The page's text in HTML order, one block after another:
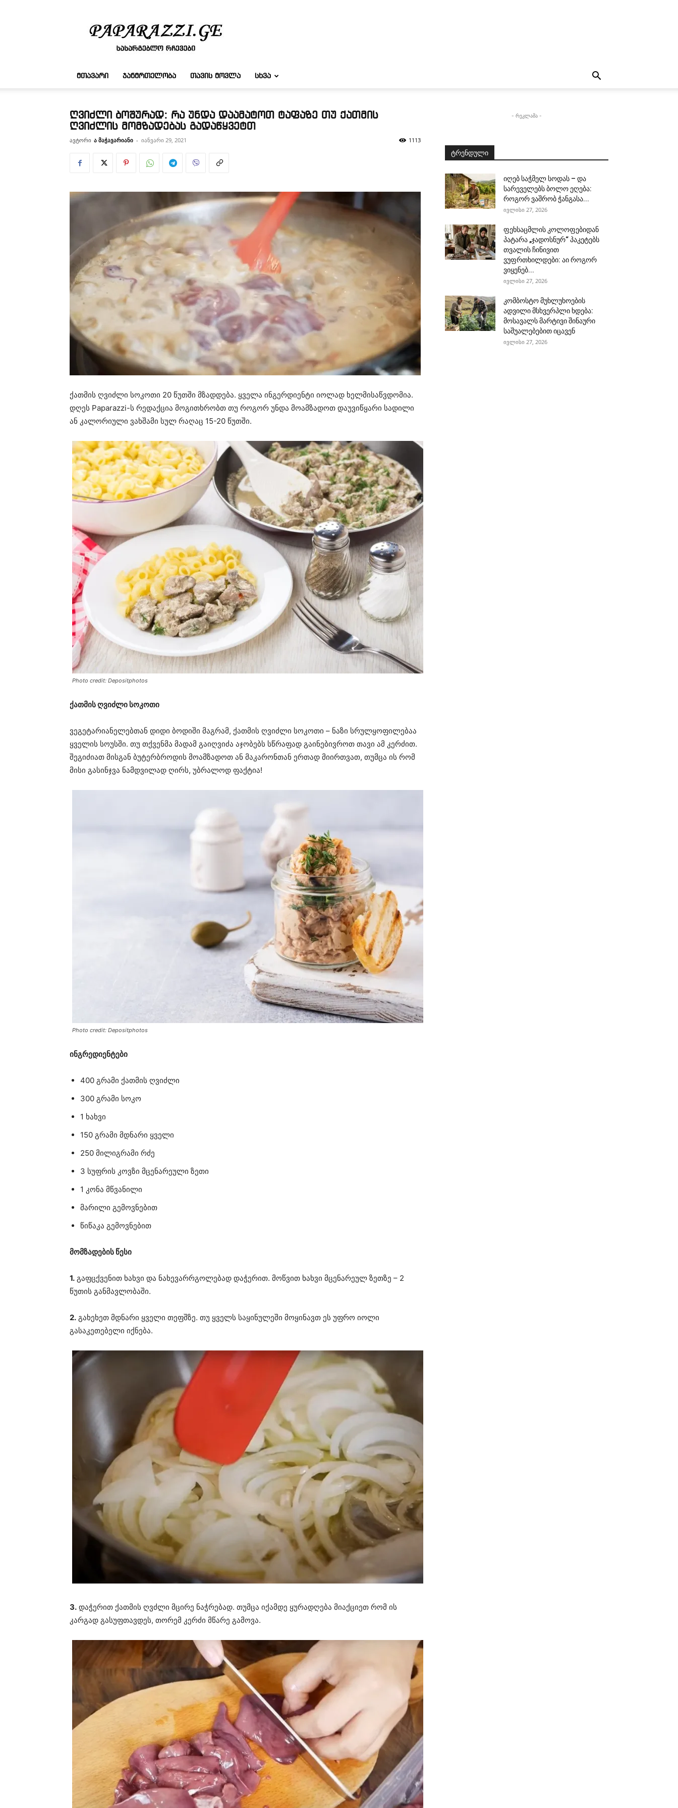
რჩევები
ᲛᲗᲐᲕᲐᲠᲘ ᲯᲐᲜᲛᲠᲗᲔᲚᲝᲑᲐ ᲗᲐᲕᲘᲡ ᲛᲝᲕᲚᲐ ᲡᲮᲕᲐ
ღვიძლი ბოშურად: რა უნდა დაამატოთ ტაფაზე თუ ქათმის
ღვიძლის მომზადებას გადაწყვეტთ
ავტორი ა მაჭავარიანი - იანვარი 29, 2021 1113
ქათმის ღვიძლი სოკოთი 20 წუთში მზადდება. ყველა ინგერდიენტი იოლად ხელმისაწვდომია.
დღეს Paparazzi-ს რედაქცია მოგითხრობთ თუ როგორ უნდა მოამზადოთ დაუვიწყარი სადილი
ან კალორიული ვახშამი სულ რაღაც 15-20 წუთში.
Photo credit: Depositphotos
ქათმის ღვიძლი სოკოთი
ვეგეტარიანელებთან დიდი ბოდიში მაგრამ, ქათმის ღვიძლი სოკოთი – ნაზი სრულყოფილებაა
ყველის სოუსში. თუ თქვენმა მადამ გაიღვიძა აჯობებს სწრაფად გაინებივროთ თავი ამ კერძით.
შეგიძიათ მისგან ბუტერბროდის მოამზადოთ ან მაკარონთან ერთად მიირთვათ, თუმცა ის რომ
მისი გასინჯვა ნამდვილად ღირს, უბრალოდ ფაქტია!
Photo credit: Depositphotos
ინგრედიენტები
400 გრამი ქათმის ღვიძლი
300 გრამი სოკო
1 ხახვი
150 გრამი მდნარი ყველი
250 მილიგრამი რძე
3 სუფრის კოვზი მცენარეული ზეთი
1 კონა მწვანილი
მარილი გემოვნებით
წიწაკა გემოვნებით
მომზადების წესი
1. გაფცქვენით ხახვი და ნახევარრგოლებად დაჭერით. მოწვით ხახვი მცენარეულ ზეთზე – 2
წუთის განმავლობაში.
2. გახეხეთ მდნარი ყველი თეფშზე. თუ ყველს საყინულეში მოყინავთ ეს უფრო იოლი
გასაკეთებელი იქნება.
3. დაჭერით ქათმის ღვძლი მცირე ნაჭრებად. თუმცა იქამდე ყურადღება მიაქციეთ რომ ის
კარგად გასუფთავდეს, თორემ კერძი მწარე გამოვა.
- რეკლამა -
ტრენდული
იღებ საჭმელ სოდას – და
სარეველებს ბოლო ეღება:
როგორ ვაშრობ ჭანგასა...
ივლისი 27, 2026
ფეხსაცმლის კოლოფებიდან
პატარა „ჯადოსნურ“ პაკეტებს
თვალის ჩინივით
ვუფრთხილდები: აი როგორ
ვიყენებ...
ივლისი 27, 2026
კომბოსტო მუხლუხოების
ადვილი მსხვერპლი ხდება:
მოსავალს მარტივი შინაური
საშუალებებით იცავენ
ივლისი 27, 2026